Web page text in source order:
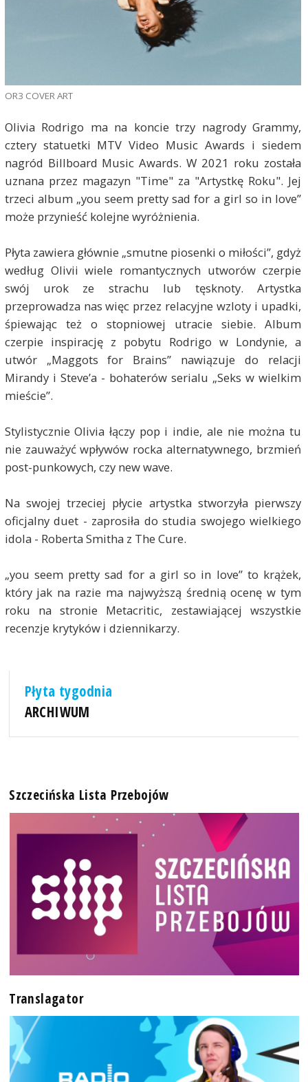
OR3 COVER ART
Olivia Rodrigo ma na koncie trzy nagrody Grammy,
cztery statuetki MTV Video Music Awards i siedem
nagród Billboard Music Awards. W 2021 roku została
uznana przez magazyn "Time" za "Artystkę Roku". Jej
trzeci album „you seem pretty sad for a girl so in love”
może przynieść kolejne wyróżnienia.
Płyta zawiera głównie „smutne piosenki o miłości”, gdyż
według Olivii wiele romantycznych utworów czerpie
swój urok ze strachu lub tęsknoty. Artystka
przeprowadza nas więc przez relacyjne wzloty i upadki,
śpiewając też o stopniowej utracie siebie. Album
czerpie inspirację z pobytu Rodrigo w Londynie, a
utwór „Maggots for Brains” nawiązuje do relacji
Mirandy i Steve’a - bohaterów serialu „Seks w wielkim
mieście”.
Stylistycznie Olivia łączy pop i indie, ale nie można tu
nie zauważyć wpływów rocka alternatywnego, brzmień
post-punkowych, czy new wave.
Na swojej trzeciej płycie artystka stworzyła pierwszy
oficjalny duet - zaprosiła do studia swojego wielkiego
idola - Roberta Smitha z The Cure.
„you seem pretty sad for a girl so in love” to krążek,
który jak na razie ma najwyższą średnią ocenę w tym
roku na stronie Metacritic, zestawiającej wszystkie
recenzje krytyków i dziennikarzy.
Płyta tygodnia
ARCHIWUM
Szczecińska Lista Przebojów
Translagator